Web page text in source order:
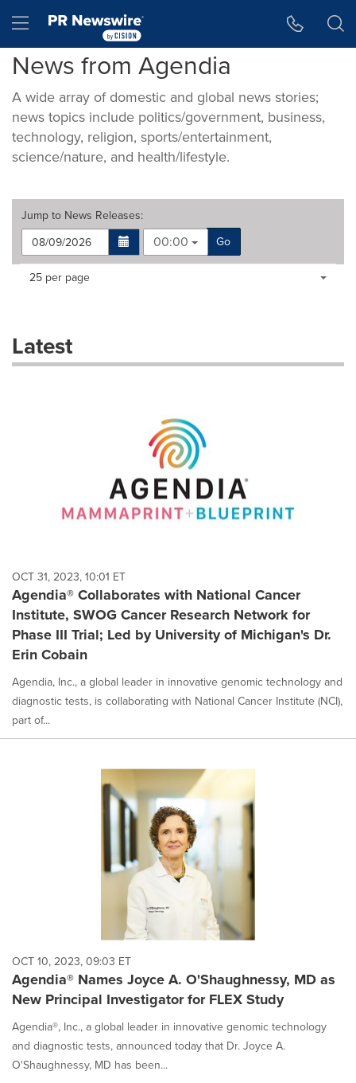
Hamburger menu
News from Agendia
A wide array of domestic and global news stories;
news topics include politics/government, business,
technology, religion, sports/entertainment,
science/nature, and health/lifestyle.
Jump to News Releases:
00:00
Go
Making
dropdown
will
each
option
is
selected.
Items per page:
25 per page
Latest
OCT 31, 2023, 10:01 ET
Agendia® Collaborates with National Cancer
Institute, SWOG Cancer Research Network for
Phase III Trial; Led by University of Michigan's Dr.
Erin Cobain
Agendia, Inc., a global leader in innovative genomic technology and
diagnostic tests, is collaborating with National Cancer Institute (NCI),
part of...
OCT 10, 2023, 09:03 ET
Agendia® Names Joyce A. O'Shaughnessy, MD as
New Principal Investigator for FLEX Study
Agendia®, Inc., a global leader in innovative genomic technology
and diagnostic tests, announced today that Dr. Joyce A.
O'Shaughnessy, MD has been...